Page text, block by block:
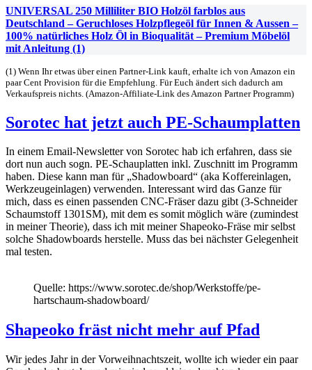
UNIVERSAL 250 Milliliter BIO Holzöl farblos aus
Deutschland – Geruchloses Holzpflegeöl für Innen & Aussen –
100% natürliches Holz Öl in Bioqualität – Premium Möbelöl
mit Anleitung (1)
(1) Wenn Ihr etwas über einen Partner-Link kauft, erhalte ich von Amazon ein
paar Cent Provision für die Empfehlung. Für Euch ändert sich dadurch am
Verkaufspreis nichts. (Amazon-Affiliate-Link des Amazon Partner Programm)
Sorotec hat jetzt auch PE-Schaumplatten
In einem Email-Newsletter von Sorotec hab ich erfahren, dass sie
dort nun auch sogn. PE-Schauplatten inkl. Zuschnitt im Programm
haben. Diese kann man für „Shadowboard“ (aka Koffereinlagen,
Werkzeugeinlagen) verwenden. Interessant wird das Ganze für
mich, dass es einen passenden CNC-Fräser dazu gibt (3-Schneider
Schaumstoff 1301SM), mit dem es somit möglich wäre (zumindest
in meiner Theorie), dass ich mit meiner Shapeoko-Fräse mir selbst
solche Shadowboards herstelle. Muss das bei nächster Gelegenheit
mal testen.
Quelle: https://www.sorotec.de/shop/Werkstoffe/pe-
hartschaum-shadowboard/
Shapeoko fräst nicht mehr auf Pfad
Wir jedes Jahr in der Vorweihnachtszeit, wollte ich wieder ein paar